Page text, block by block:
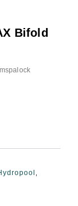
Bifold